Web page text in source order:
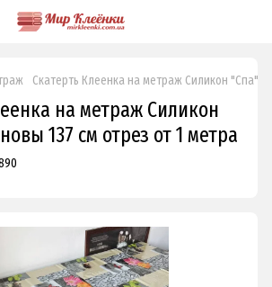
Скатерть Клеенка на метраж Силикон "Спа"
на метраж Силикон
137 см отрез от 1 метра